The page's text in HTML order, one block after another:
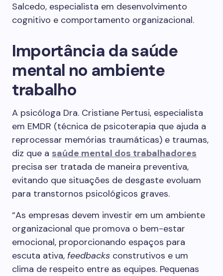
Salcedo, especialista em desenvolvimento
cognitivo e comportamento organizacional.
Importância da saúde
mental no ambiente
trabalho
A psicóloga Dra. Cristiane Pertusi, especialista
em EMDR (técnica de psicoterapia que ajuda a
reprocessar memórias traumáticas) e traumas,
diz que a saúde mental dos trabalhadores
precisa ser tratada de maneira preventiva,
evitando que situações de desgaste evoluam
para transtornos psicológicos graves.
“As empresas devem investir em um ambiente
organizacional que promova o bem-estar
emocional, proporcionando espaços para
escuta ativa, feedbacks construtivos e um
clima de respeito entre as equipes. Pequenas